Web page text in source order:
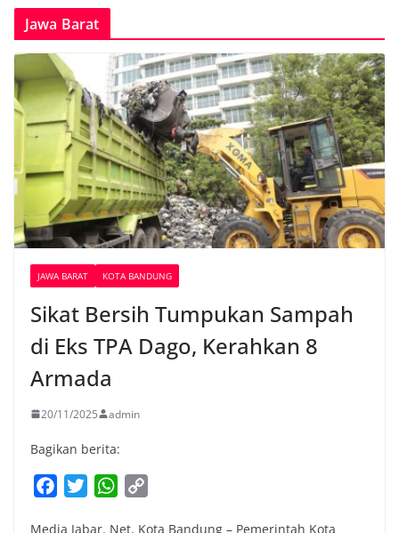
Jawa Barat
JAWA BARAT KOTA BANDUNG
Sikat Bersih Tumpukan Sampah
di Eks TPA Dago, Kerahkan 8
Armada
20/11/2025 admin
Bagikan berita:
W
Media Jabar. Net. Kota Bandung – Pemerintah Kota